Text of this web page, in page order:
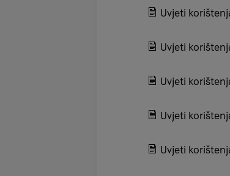
Uvjeti
Uvjeti
Uvjeti
Uvjeti
Uvjeti